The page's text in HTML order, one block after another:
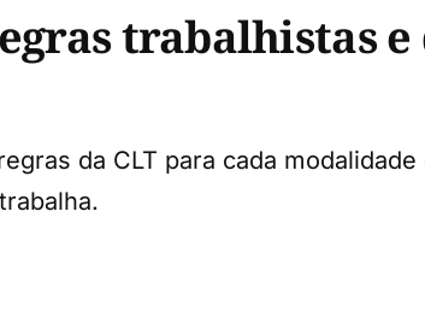
trabalhistas
da CLT para cada